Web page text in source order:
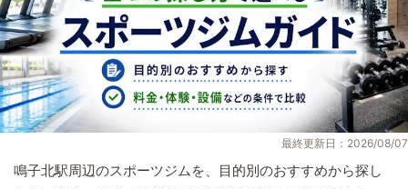
最終更新日：2026/08/07
鳴子北駅周辺のスポーツジムを、目的別のおすすめから探し